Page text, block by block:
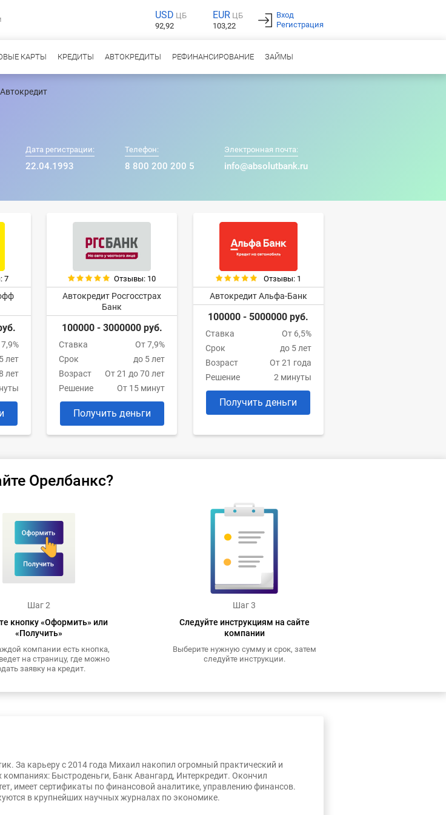
USD ЦБ
92,92
EUR ЦБ
103,22
Вход
Регистрация
КАРТЫ КРЕДИТЫ АВТОКРЕДИТЫ РЕФИНАНСИРОВАНИЕ ЗАЙМЫ
Дата регистрации:
22.04.1993
Телефон:
8 800 200 200 5
Электронная почта:
info@absolutbank.ru
7
лет
лет
Отзывы: 10
Автокредит Росгосстрах
Банк
100000 - 3000000 руб.
Ставка
От 7,9%
Срок
до 5 лет
Возраст
От 21 до 70 лет
Решение
От 15 минут
Получить деньги
Отзывы: 1
Автокредит Альфа-Банк
100000 - 5000000 руб.
Ставка
От 6,5%
Срок
до 5 лет
Возраст
От 21 года
Решение
2 минуты
Получить деньги
Орелбанкс?
Шаг 2
кнопку «Оформить» или
«Получить»
компании есть кнопка,
на страницу, где можно
заявку на кредит.
Шаг 3
Следуйте инструкциям на сайте
компании
Выберите нужную сумму и срок, затем
следуйте инструкции.
За карьеру с 2014 года Михаил накопил огромный практический и
Быстроденьги, Банк Авангард, Интеркредит. Окончил
имеет сертификаты по финансовой аналитике, управлению финансов.
в крупнейших научных журналах по экономике.